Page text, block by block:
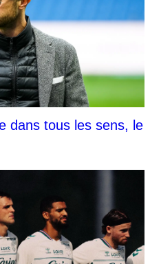
dans tous les sens, le